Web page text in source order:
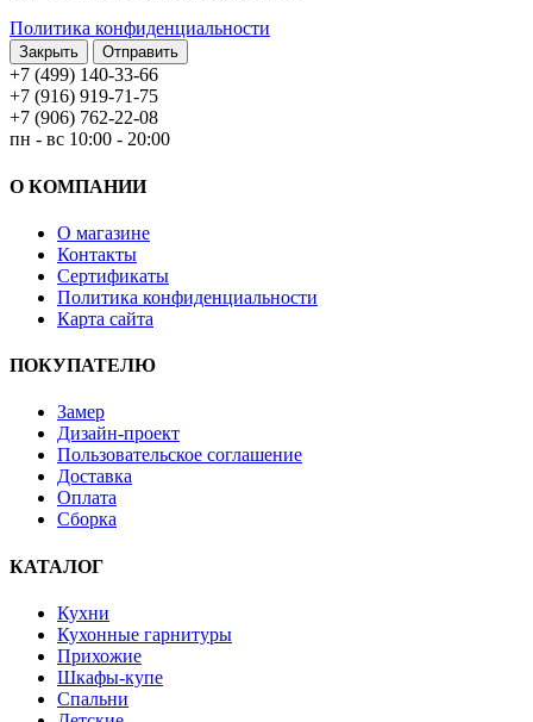
Политика конфиденциальности
Закрыть
+7 (499) 140-33-66
+7 (916) 919-71-75
+7 (906) 762-22-08
пн - вс 10:00 - 20:00
О КОМПАНИИ
О магазине
Контакты
Сертификаты
Политика конфиденциальности
Карта сайта
ПОКУПАТЕЛЮ
Замер
Дизайн-проект
Пользовательское соглашение
Доставка
Оплата
Сборка
КАТАЛОГ
Кухни
Кухонные гарнитуры
Прихожие
Шкафы-купе
Спальни